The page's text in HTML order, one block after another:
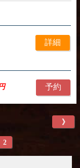
詳細
予約
》
2